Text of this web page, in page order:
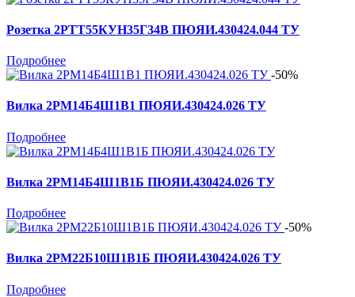
Розетка 2РТТ55КУН35Г34В ПЮЯИ.430424.044 ТУ
Подробнее
-50%
Вилка 2РМ14Б4Ш1В1 ПЮЯИ.430424.026 ТУ
Подробнее
Вилка 2РМ14Б4Ш1В1Б ПЮЯИ.430424.026 ТУ
Подробнее
-50%
Вилка 2РМ22Б10Ш1В1Б ПЮЯИ.430424.026 ТУ
Подробнее